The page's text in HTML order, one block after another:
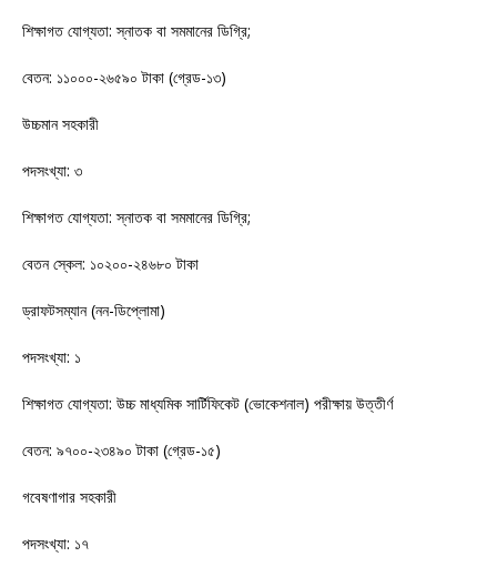
শিক্ষাগত যোগ্যতা: স্নাতক বা সমমানের ডিগ্রি;
বেতন: ১১০০০-২৬৫৯০ টাকা (গ্রেড-১৩)
উচ্চমান সহকারী
পদসংখ্যা: ৩
শিক্ষাগত যোগ্যতা: স্নাতক বা সমমানের ডিগ্রি;
বেতন স্কেল: ১০২০০-২৪৬৮০ টাকা
ড্রাফটসম্যান (নন-ডিপ্লোমা)
পদসংখ্যা: ১
শিক্ষাগত যোগ্যতা: উচ্চ মাধ্যমিক সার্টিফিকেট (ভোকেশনাল) পরীক্ষায় উত্তীর্ণ
বেতন: ৯৭০০-২৩৪৯০ টাকা (গ্রেড-১৫)
গবেষণাগার সহকারী
পদসংখ্যা: ১৭